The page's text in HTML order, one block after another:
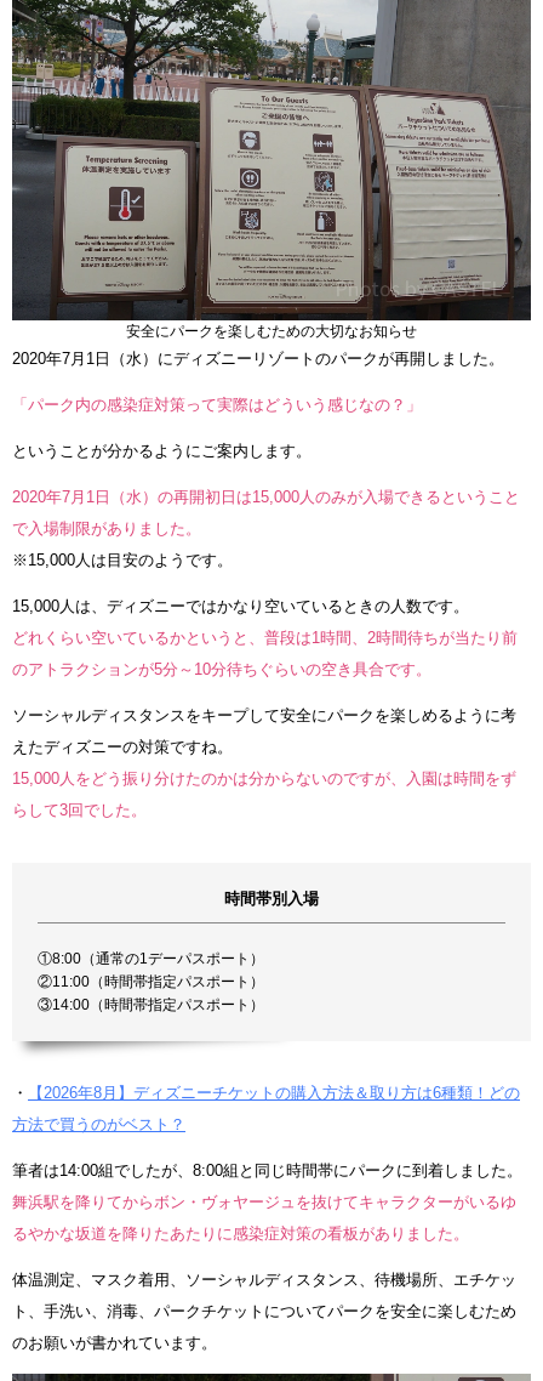
安全にパークを楽しむための大切なお知らせ
2020年7月1日（水）にディズニーリゾートのパークが再開しました。
「パーク内の感染症対策って実際はどういう感じなの？」
ということが分かるようにご案内します。
2020年7月1日（水）の再開初日は15,000人のみが入場できるということ
で入場制限がありました。
※15,000人は目安のようです。
15,000人は、ディズニーではかなり空いているときの人数です。
どれくらい空いているかというと、普段は1時間、2時間待ちが当たり前
のアトラクションが5分～10分待ちぐらいの空き具合です。
ソーシャルディスタンスをキープして安全にパークを楽しめるように考
えたディズニーの対策ですね。
15,000人をどう振り分けたのかは分からないのですが、入園は時間をず
らして3回でした。
時間帯別入場
①8:00（通常の1デーパスポート）
②11:00（時間帯指定パスポート）
③14:00（時間帯指定パスポート）
・
【2026年8月】ディズニーチケットの購入方法＆取り方は6種類！どの
方法で買うのがベスト？
筆者は14:00組でしたが、8:00組と同じ時間帯にパークに到着しました。
舞浜駅を降りてからボン・ヴォヤージュを抜けてキャラクターがいるゆ
るやかな坂道を降りたあたりに感染症対策の看板がありました。
体温測定、マスク着用、ソーシャルディスタンス、待機場所、エチケッ
ト、手洗い、消毒、パークチケットについてパークを安全に楽しむため
のお願いが書かれています。